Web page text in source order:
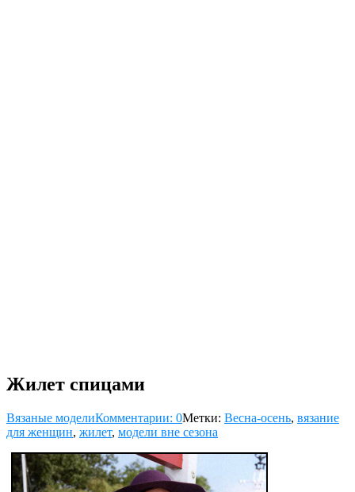
Жилет спицами
Вязаные моделиКомментарии: 0Метки: Весна-осень, вязание
для женщин, жилет, модели вне сезона